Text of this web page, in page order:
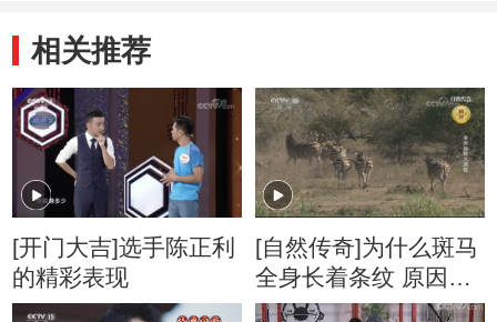
相关推荐
[开门大吉]选手陈正利
的精彩表现
[自然传奇]为什么斑马
全身长着条纹 原因你
肯定想不到